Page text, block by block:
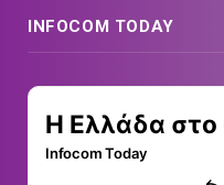
INFOCOM TODAY